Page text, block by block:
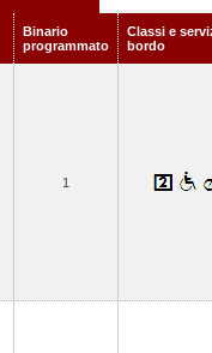
Binario
programmato
Classi e
bordo
1